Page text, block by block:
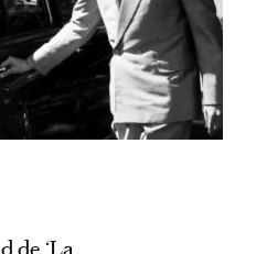
de ‘La